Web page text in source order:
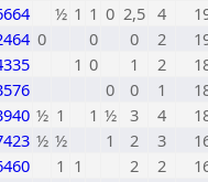
½ 1 1 0 2,5 4
0 0 0 2
1 0 1 2
0 0 1
½ 1 1 ½ 3 4
½ ½ 1 2 3
1 1 2 2